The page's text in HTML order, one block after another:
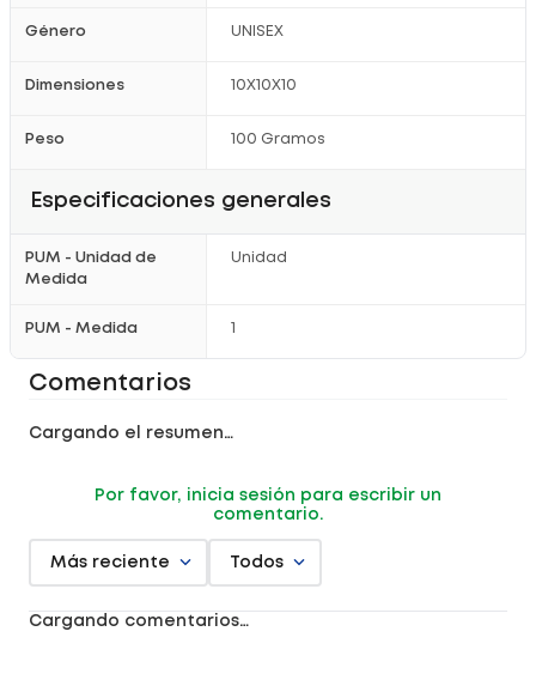
Género UNISEX
Dimensiones 10X10X10
Peso 100 Gramos
Especificaciones generales
PUM - Unidad de
Medida
Unidad
PUM - Medida
Comentarios
Cargando el resumen…
Por favor, inicia sesión para escribir un
comentario.
Más reciente Todos
Cargando comentarios…